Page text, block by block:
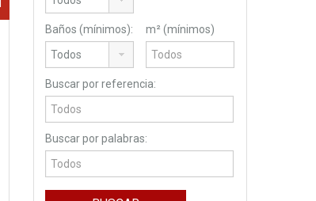
Baños (mínimos): m² (mínimos)
Buscar por referencia:
Buscar por palabras: